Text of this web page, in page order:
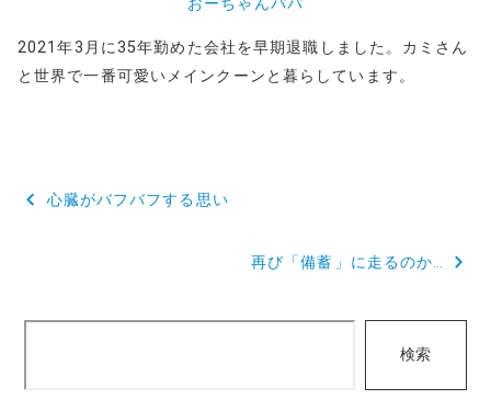
おーちゃんパパ
2021年3月に35年勤めた会社を早期退職しました。カミさん
と世界で一番可愛いメインクーンと暮らしています。
投
ー
心臓がバフバフする思い
再び「備蓄」に走るのか…
検索